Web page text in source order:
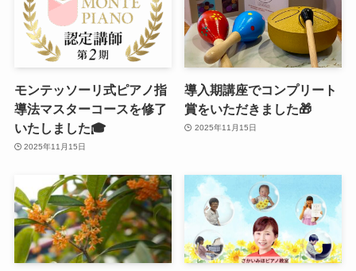
モンテッソーリ式ピアノ指
導法マスターコースを修了
いたしました🎓
2025年11月15日
導入期講座でコンプリート
賞をいただきました🎁
2025年11月15日